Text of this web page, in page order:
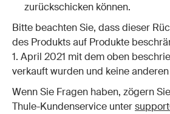
zurückschicken können.
Bitte beachten Sie, dass dieser
des Produkts auf Produkte
1. April 2021 mit dem oben
verkauft wurden und keine
Wenn Sie Fragen haben, zögern
Thule-Kundenservice unter